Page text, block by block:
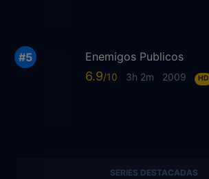
Enemigos Publicos
6.9 3h 2m 2009 HD
SERIES DESTACADAS